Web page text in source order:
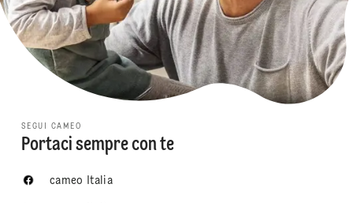
SEGUI CAMEO
Portaci sempre con te
cameo Italia